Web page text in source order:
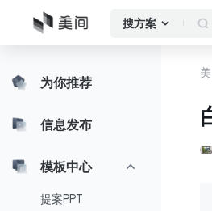
搜方案
为你推荐
信息发布
模板中心
提案PPT